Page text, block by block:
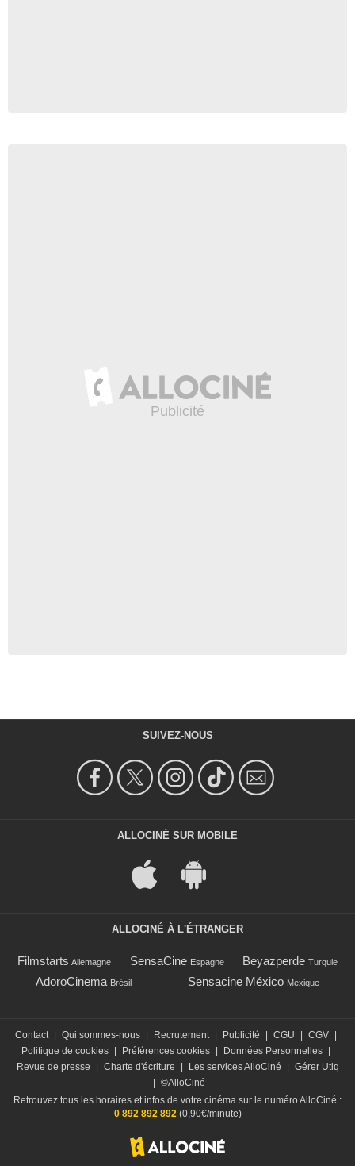
SUIVEZ-NOUS
ALLOCINÉ SUR MOBILE
ALLOCINÉ À L'ÉTRANGER
Filmstarts Allemagne SensaCine Espagne Beyazperde Turquie
AdoroCinema Brésil Sensacine México Mexique
Contact Qui sommes-nous Recrutement Publicité CGU CGV
Politique de cookies
Préférences cookies Données Personnelles
Revue de presse
Charte d'écriture Les services AlloCiné
Gérer Utiq
©AlloCiné
Retrouvez tous les horaires et infos de votre cinéma sur le numéro AlloCiné :
0 892 892 892(0,90€/minute)